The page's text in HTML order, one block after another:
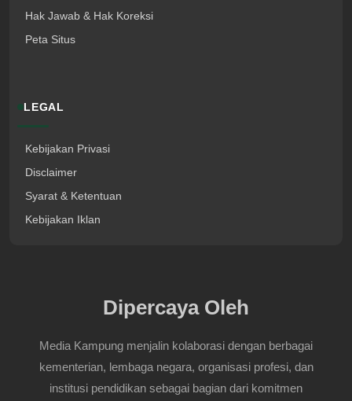
Hak Jawab & Hak Koreksi
Peta Situs
LEGAL
Kebijakan Privasi
Disclaimer
Syarat & Ketentuan
Kebijakan Iklan
Dipercaya Oleh
Media Kampung menjalin kolaborasi dengan berbagai
kementerian, lembaga negara, organisasi profesi, dan
institusi pendidikan sebagai bagian dari komitmen